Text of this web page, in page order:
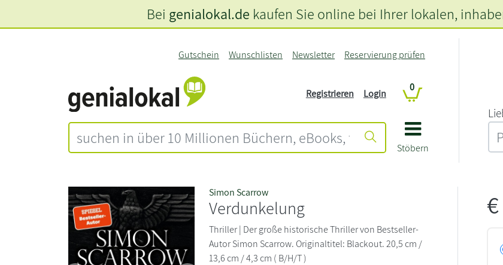
Stöbern
Gutschein Wunschlisten Newsletter Reservierung prüfen
Registrieren Login
0
Bei genialokal.de kaufen Sie online bei Ihrer lokalen,
Simon Scarrow
Verdunkelung
Thriller | Der große historische Thriller von Bestseller-
Autor Simon Scarrow. Originaltitel: Blackout. 20,5 cm /
13,6 cm / 4,3 cm ( B/H/T )
€